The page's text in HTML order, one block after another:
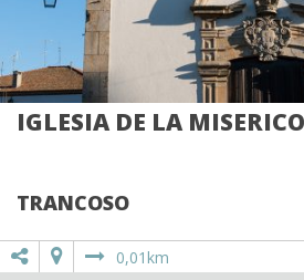
IGLESIA DE LA
TRANCOSO
0,01km